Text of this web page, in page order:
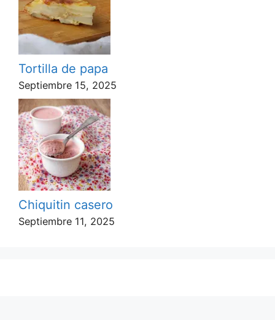
Tortilla de papa
Septiembre 15, 2025
Chiquitin casero
Septiembre 11, 2025